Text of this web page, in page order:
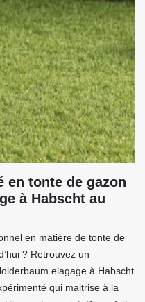
en tonte de gazon
à Habscht au
en matière de tonte de
? Retrouvez un
elagage à Habscht
qui maitrise à la